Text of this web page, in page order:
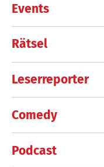
Events
Rätsel
Leserreporter
Comedy
Podcast